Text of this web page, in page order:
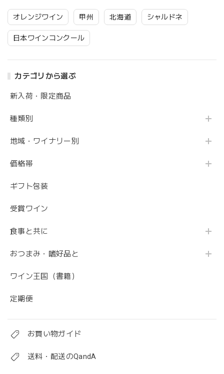
オレンジワイン 甲州 北海道 シャルドネ
日本ワインコンクール
カテゴリから選ぶ
新入荷・限定商品
種類別
地域・ワイナリー別
価格帯
ギフト包装
受賞ワイン
食事と共に
おつまみ・嗜好品と
ワイン王国（書籍）
定期便
お買い物ガイド
送料・配送のQandA